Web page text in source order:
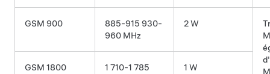
GSM 900
885-915 930-
960 MHz
2 W
GSM 1800
1 710-1 785
1 W